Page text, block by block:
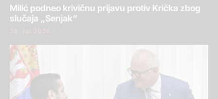
Milić podneo krivičnu prijavu protiv Krička zbog
slučaja „Senjak“
30. jul 2026.